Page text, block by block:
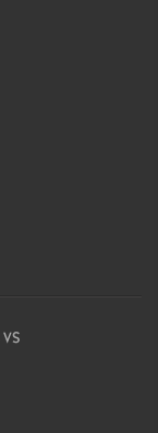
VS